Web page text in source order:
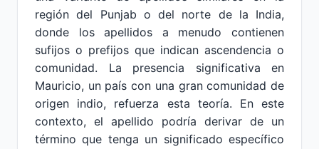
región del Punjab o del norte de la India,
donde los apellidos a menudo contienen
sufijos o prefijos que indican ascendencia o
comunidad. La presencia significativa en
Mauricio, un país con una gran comunidad de
origen indio, refuerza esta teoría. En este
contexto, el apellido podría derivar de un
término que tenga un significado específico